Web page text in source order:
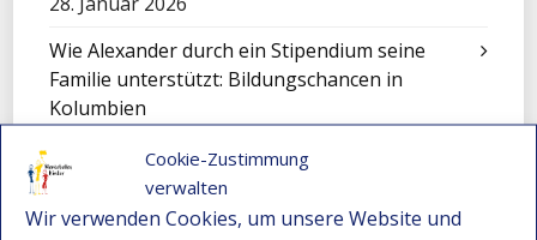
Cookie-Zustimmung
verwalten
Wir verwenden Cookies, um unsere Website und
Wie Alexander durch ein Stipendium seine
Familie unterstützt: Bildungschancen in
Kolumbien
Nicole – Ein junges Talent aus Montebello
bewirbt sich für ein Stipendium